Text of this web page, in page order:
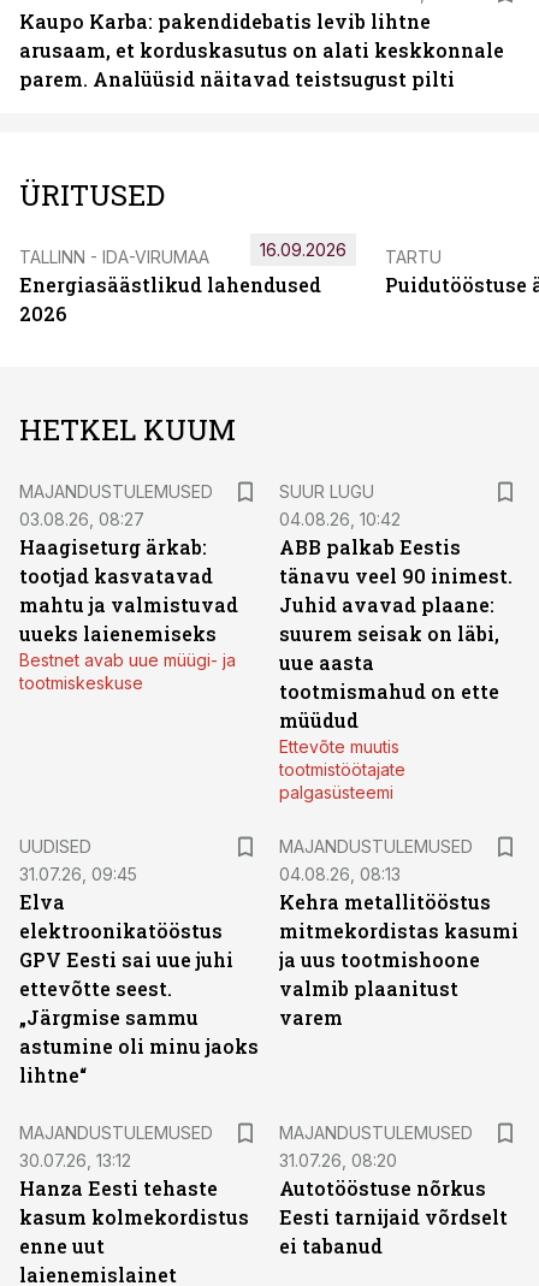
Kaupo Karba: pakendidebatis levib lihtne
arusaam, et korduskasutus on alati keskkonnale
parem. Analüüsid näitavad teistsugust pilti
ÜRITUSED
TALLINN - IDA-VIRUMAA
Energiasäästlikud lahendused
2026
16.09.2026 TARTU
Puidutööstuse
HETKEL KUUM
MAJANDUSTULEMUSED
03.08.26, 08:27
Haagiseturg ärkab:
tootjad kasvatavad
mahtu ja valmistuvad
uueks laienemiseks
Bestnet avab uue müügi- ja
tootmiskeskuse
SUUR LUGU
04.08.26, 10:42
ABB palkab Eestis
tänavu veel 90 inimest.
Juhid avavad plaane:
suurem seisak on läbi,
uue aasta
tootmismahud on ette
müüdud
Ettevõte muutis
tootmistöötajate
palgasüsteemi
UUDISED
31.07.26, 09:45
Elva
elektroonikatööstus
GPV Eesti sai uue juhi
ettevõtte seest.
„Järgmise sammu
astumine oli minu jaoks
lihtne“
MAJANDUSTULEMUSED
04.08.26, 08:13
Kehra metallitööstus
mitmekordistas kasumi
ja uus tootmishoone
valmib plaanitust
varem
MAJANDUSTULEMUSED
30.07.26, 13:12
Hanza Eesti tehaste
kasum kolmekordistus
enne uut
laienemislainet
MAJANDUSTULEMUSED
31.07.26, 08:20
Autotööstuse nõrkus
Eesti tarnijaid võrdselt
ei tabanud